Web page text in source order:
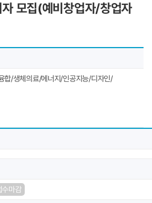
모집(예비창업자/창업자
/생체의료/에너지/인공지능/디자인/
수마감